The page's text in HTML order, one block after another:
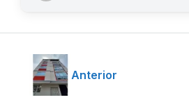
Anterior